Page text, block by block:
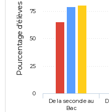
Pourcentage d'élèves
De la seconde au
Bac
0
25
50
75